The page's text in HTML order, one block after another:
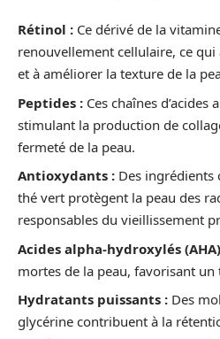
Rétinol : Ce dérivé de la
renouvellement cellulaire, ce
et à améliorer la texture de la
Peptides : Ces chaînes d’acides
stimulant la production de
fermeté de la peau.
Antioxydants : Des ingrédients
thé vert protègent la peau des
responsables du vieillissement
Acides alpha-hydroxylés
mortes de la peau, favorisant un
Hydratants puissants : Des
glycérine contribuent à la